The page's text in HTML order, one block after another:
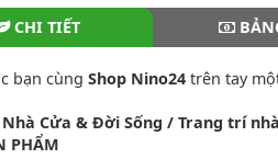
CHI TIẾT
cùngShop Nino24 trên tay
Nhà Cửa & Đời Sống / Trang trí
PHẨM